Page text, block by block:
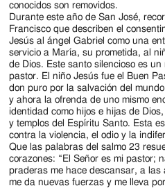
conocidos son removidos.
Durante este año de San José,
Francisco que describen el
Jesús al ángel Gabriel como una
servicio a María, su prometida, al
de Dios. Este santo silencioso es
pastor. El niño Jesús fue el Buen
don puro por la salvación del
y ahora la ofrenda de uno mismo
identidad como hijos e hijas de
y templos del Espíritu Santo. Esta
contra la violencia, el odio y la
Que las palabras del salmo 23
corazones: “El Señor es mi pastor;
praderas me hace descansar, a
me da nuevas fuerzas y me lleva